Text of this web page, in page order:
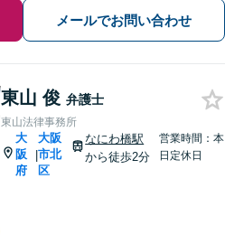
メールでお問い合わせ
東山 俊 弁護士
東山法律事務所
大
阪
府
|
大阪
市北
区
なにわ橋駅
から徒歩2分
営業時間：本
日定休日